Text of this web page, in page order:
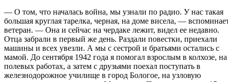
— О том, что началась война, мы узнали по радио. У нас такая
большая круглая тарелка, черная, на доме висела, —
ветеран. — Она и сейчас на чердаке лежит, видел ее недавно.
Отца забрали в первый же день. Раздали повестки, приехали
машины и всех увезли. А мы с сестрой и братьями остались с
мамой. До сентября 1942 года я помогал взрослым в колхозе, на
полевых работах, а затем с друзьями поехал поступать в
железнодорожное училище в город Бологое, на узловую